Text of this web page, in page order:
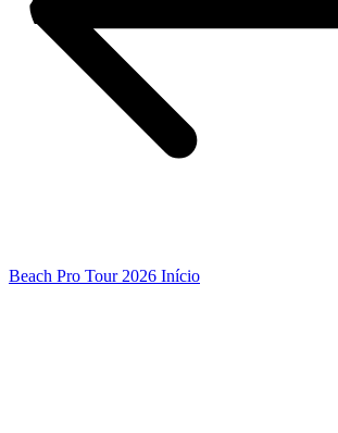
Beach Pro Tour 2026 Início